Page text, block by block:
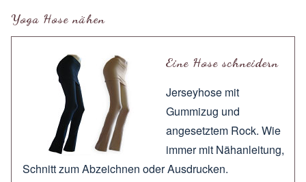
Yoga Hose nähen
Eine Hose schneidern
Jerseyhose mit
Gummizug und
angesetztem Rock. Wie
immer mit Nähanleitung,
Schnitt zumAbzeichnen oderAusdrucken.